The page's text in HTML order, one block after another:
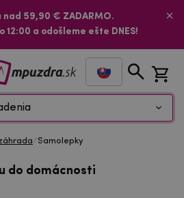
nad 59,90 € ZADARMO.
a odošleme ešte DNES!
/Samolepky
do domácnosti